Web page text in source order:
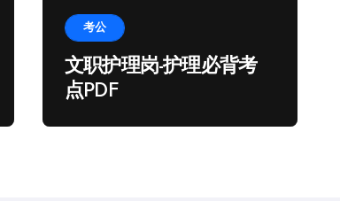
考公
文职护理岗-护理必背考
点PDF